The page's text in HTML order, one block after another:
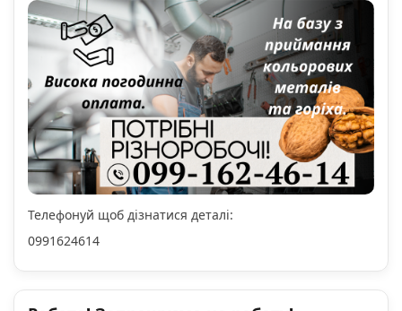
Телефонуй щоб дізнатися деталі:
0991624614